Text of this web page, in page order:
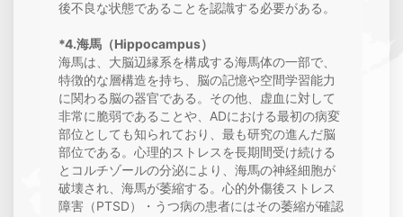
後不良な状態であることを認識する必要がある。
*4.海馬（Hippocampus）
海馬は、大脳辺縁系を構成する海馬体の一部で、
特徴的な層構造を持ち、脳の記憶や空間学習能力
に関わる脳の器官である。その他、虚血に対して
非常に脆弱であることや、ADにおける最初の病変
部位としても知られており、最も研究の進んだ脳
部位である。心理的ストレスを長期間受け続ける
とコルチゾールの分泌により、海馬の神経細胞が
破壊され、海馬が萎縮する。心的外傷後ストレス
障害（PTSD）・うつ病の患者にはその萎縮が確認